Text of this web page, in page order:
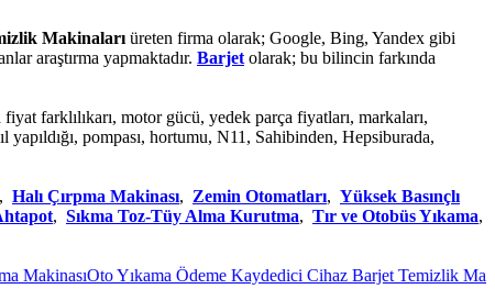
Makinalarıüreten firma olarak; Google, Bing, Yandex gibi
araştırma yapmaktadır. Barjetolarak; bu bilincin farkında
farklılıkarı, motor gücü, yedek parça fiyatları, markaları,
pompası, hortumu, N11, Sahibinden, Hepsiburada,
, Halı Çırpma Makinası, Zemin Otomatları, Yüksek Basınçlı
, Sıkma Toz-Tüy Alma Kurutma, Tır ve Otobüs Yıkama,
Oto Yıkama Ödeme Kaydedici Cihaz Barjet Temizlik